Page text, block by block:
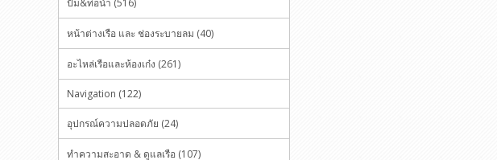
หน้าต่างเรือ และ ช่องระบายลม (40)
อะไหล่เรือและห้องเก๋ง (261)
Navigation (122)
อุปกรณ์ความปลอดภัย (24)
ทำความสะอาด & ดูแลเรือ (107)